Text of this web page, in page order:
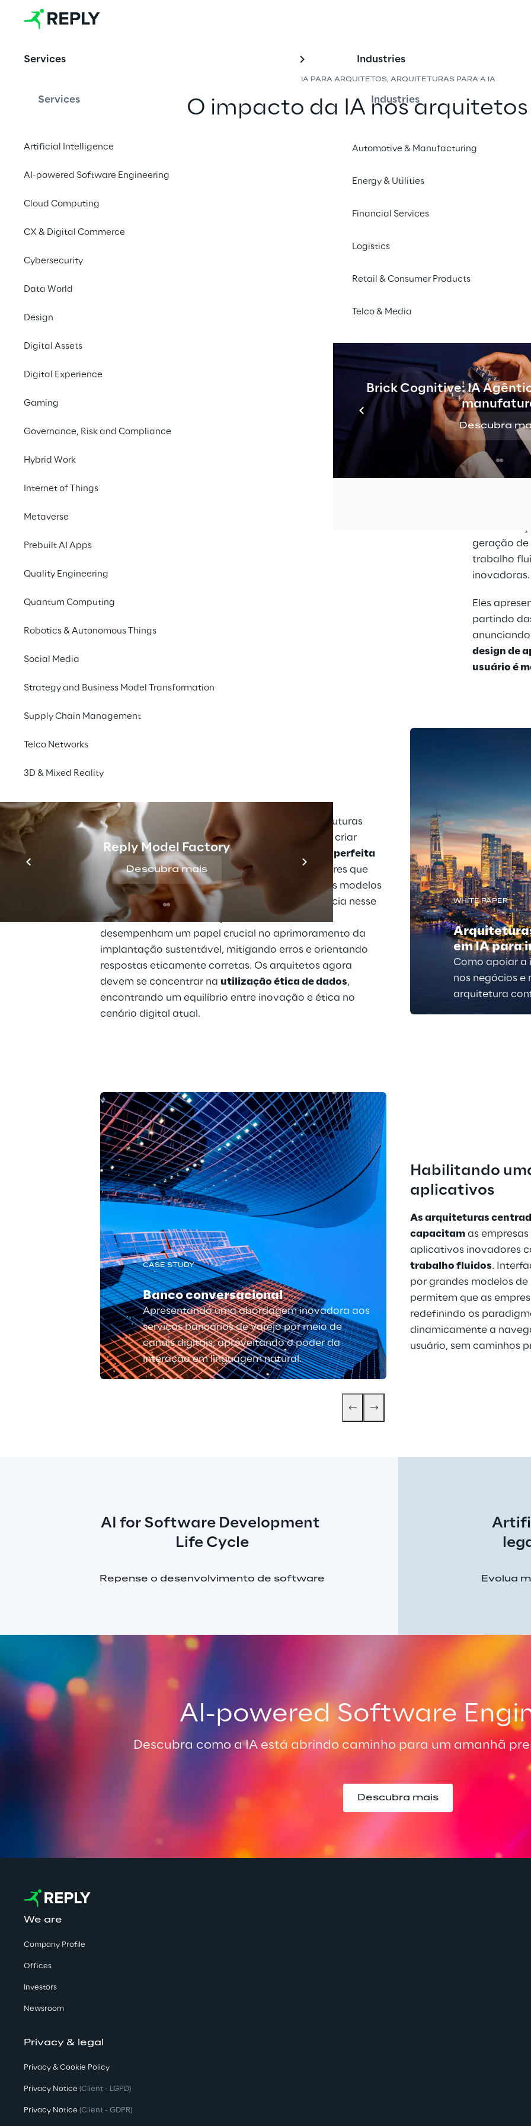
Services
Services
Artificial Intelligence
AI-powered Software Engineering
Cloud Computing
CX & Digital Commerce
Cybersecurity
Data World
Design
Digital Assets
Digital Experience
Gaming
Governance, Risk and Compliance
Hybrid Work
Internet of Things
Metaverse
Prebuilt AI Apps
Quality Engineering
Quantum Computing
Robotics & Autonomous Things
Social Media
Strategy and Business Model Transformation
Supply Chain Management
Telco Networks
3D & Mixed Reality
Reply Model Factory
Descubra mais
Prebuilt AI
Descubra
Industries
Industries
Automotive & Manufacturing
Energy & Utilities
Financial Services
Logistics
Retail & Consumer Products
Telco & Media
Brick Cognitive: IA
Descubra
architecture
s powered
IA PARA ARQUITETOS, ARQUITETURAS PARA A IA
O impacto da IA nos arquitetos
IA para se adaptarem aos
generativa e remodelarem seu
impulsionando a inovação
desenvolvimento de
A mudança
arquiteturas
todos os
As
tendências
soluções
uma
geração
trabalho
inovadoras.
Eles
partindo
anunciando
design de
usuário é
Apresente uma arquitetura
A IA generativa está transformando as infraestruturas
corporativas, capacitando os arquitetos de TI a criar
arquiteturas adaptáveis para uma integração perfeita
com os sistemas existentes e projetos
inovadores que
utilizam a IA de terceiros. O emprego de diversos modelos
fundamentais garante adaptabilidade e resiliência nesse
cenário em rápida evolução. Os
AI Guardrails
desempenham um papel crucial no aprimoramento da
implantação sustentável, mitigando erros e orientando
respostas eticamente corretas. Os arquitetos agora
devem se concentrar na utilização ética de dados,
encontrando um equilíbrio entre inovação e ética no
cenário digital atual.
WHITE PAPER
em IA para
Como apoiar a
nos negócios e
arquitetura
CASE STUDY
Banco conversacional
Apresentando uma abordagem inovadora aos
serviços bancários de varejo por meio de
canais digitais, aproveitando o poder da
interação em linguagem natural.
Habilitando
aplicativos
As arquiteturas
capacitam as
aplicativos inovadores
trabalho fluidos.
por grandes modelos
permitem que as
redefinindo os
dinamicamente a
usuário, sem caminhos
AI for Software Development
Life Cycle
Repense o desenvolvimento de software Evolua
AI-powered Software
Descubra como a IA está abrindo caminho para um amanhã
Descubra mais
We are
Company Profile
Offices
Investors
Newsroom
Privacy & legal
Privacy & Cookie Policy
Privacy Notice (Client - LGPD)
Privacy Notice (Client - GDPR)